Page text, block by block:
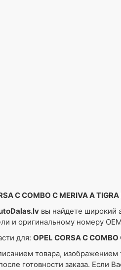
C COMBO C MERIVA A
вы найдете широкий
и оригинальному номеру
для: OPEL CORSA C
товара,
готовности заказа. Если